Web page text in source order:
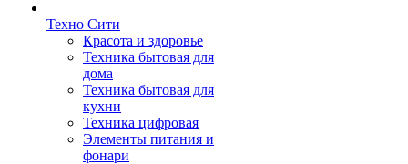
Техно Сити
Красота и здоровье
Техника бытовая для
дома
Техника бытовая для
кухни
Техника цифровая
Элементы питания и
фонари